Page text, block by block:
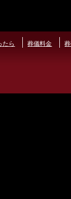
たら 葬儀料金